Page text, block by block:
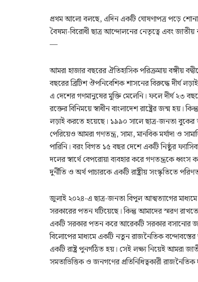
প্রথম আলো বলছে, এদিন একটি ঘোষণাপত্র পড়ে
বৈষম্য-বিরোধী ছাত্র আন্দোলনের নেতৃত্বে এবং
—
আমরা হাজার বছরের ঐতিহাসিক পরিক্রমায় বঙ্গীয়
বছরের ব্রিটিশ ঔপনিবেশিক শাসনের বিরুদ্ধে দীর্ঘ
এ দেশের গণমানুষের মুক্তি মেলেনি। ফলে দীর্ঘ ২৩
রক্তের বিনিময়ে স্বাধীন বাংলাদেশ রাষ্ট্রের জন্ম হয়।
লড়াই করতে হয়েছে। ১৯৯০ সালে ছাত্র-জনতা বুকের
পেরিয়েও আমরা গণতন্ত্র, সাম্য, মানবিক মর্যাদা ও
পারিনি। বরং বিগত ১৫ বছর দেশে একটি নিষ্ঠুর
দলের স্বার্থে বেপরোয়া ব্যবহার করে গণতন্ত্রকে ধ্বংস
দুর্নীতি ও অর্থ পাচারকে একটি রাষ্ট্রীয় সংস্কৃতিতে
জুলাই ২০২৪-এ ছাত্র-জনতা বিপুল আত্মত্যাগের
সরকারের পতন ঘটিয়েছে। কিন্তু আমাদের স্মরণ
একটি সরকার পতন করে আরেকটি সরকার বসানোর
বিলোপের মাধ্যমে একটি নতুন রাজনৈতিক
একটি রাষ্ট্র পুনর্গঠিত হয়। সেই লক্ষ্য নিয়েই আমরা
সমতাভিত্তিক ও জনগণের প্রতিনিধিত্বকারী